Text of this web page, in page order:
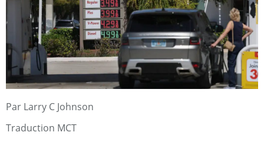
Par Larry C Johnson
Traduction MCT